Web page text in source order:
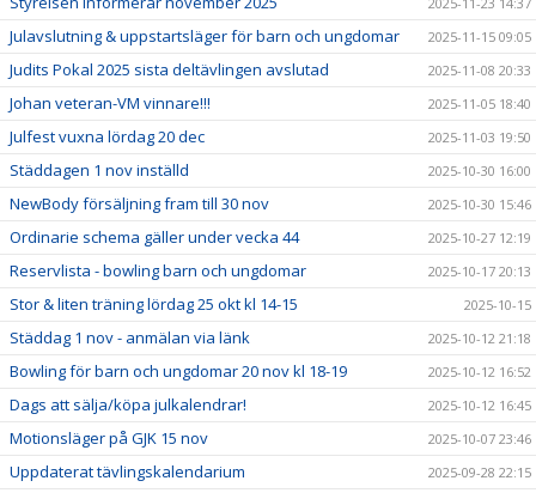
Julavslutning & uppstartsläger för barn och ungdomar 2025-11-15 09:05
Judits Pokal 2025 sista deltävlingen avslutad 2025-11-08 20:33
Johan veteran-VM vinnare!!! 2025-11-05 18:40
Julfest vuxna lördag 20 dec 2025-11-03 19:50
Städdagen 1 nov inställd 2025-10-30 16:00
NewBody försäljning fram till 30 nov 2025-10-30 15:46
Ordinarie schema gäller under vecka 44 2025-10-27 12:19
Reservlista - bowling barn och ungdomar 2025-10-17 20:13
Stor & liten träning lördag 25 okt kl 14-15 2025-10-15
Städdag 1 nov - anmälan via länk 2025-10-12 21:18
Bowling för barn och ungdomar 20 nov kl 18-19 2025-10-12 16:52
Dags att sälja/köpa julkalendrar! 2025-10-12 16:45
Motionsläger på GJK 15 nov 2025-10-07 23:46
Uppdaterat tävlingskalendarium 2025-09-28 22:15